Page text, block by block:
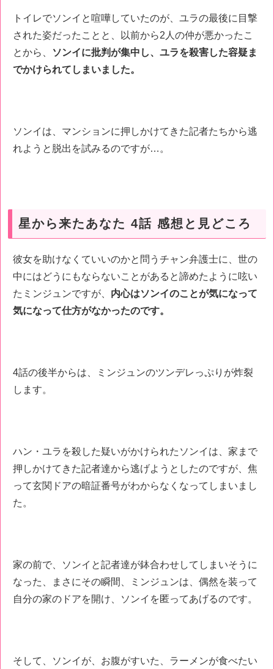
トイレでソンイと喧嘩していたのが、ユラの最後に目撃
された姿だったことと、以前から2人の仲が悪かったこ
とから、
ソンイに批判が集中し、ユラを殺害した容疑ま
でかけられてしまいました。
ソンイは、マンションに押しかけてきた記者たちから逃
れようと脱出を試みるのですが…。
星から来たあなた 4話 感想と見どころ
彼女を助けなくていいのかと問うチャン弁護士に、世の
中にはどうにもならないことがあると諦めたように呟い
たミンジュンですが、 内心はソンイのことが気になって
気になって仕方がなかったのです。
4話の後半からは、ミンジュンのツンデレっぷりが炸裂
します。
ハン・ユラを殺した疑いがかけられたソンイは、家まで
押しかけてきた記者達から逃げようとしたのですが、焦
って玄関ドアの暗証番号がわからなくなってしまいまし
た。
家の前で、ソンイと記者達が鉢合わせしてしまいそうに
なった、まさにその瞬間、ミンジュンは、偶然を装って
自分の家のドアを開け、ソンイを匿ってあげるのです。
そして、ソンイが、お腹がすいた、ラーメンが食べたい